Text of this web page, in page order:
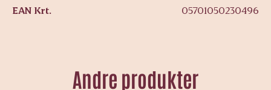
EAN Krt. 05701050230496
Andre produkter